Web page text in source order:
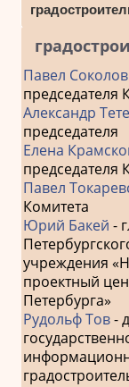
Павел Соколов
председателя
Александр
председателя
Елена
председателя
Павел
Комитета
Юрий Бакей -
учреждения
проектный
Петербурга»
Рудольф Тов-